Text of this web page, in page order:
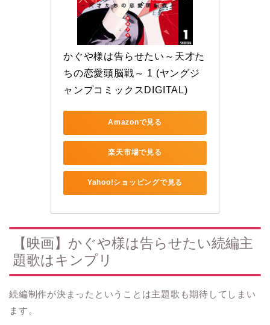
かぐや様は告らせたい～天才た
ちの恋愛頭脳戦～ 1 (ヤングジ
ャンプコミックスDIGITAL)
Amazonで見る
楽天市場で見る
Yahoo!ショッピングで見る
【映画】かぐや様は告らせたい続編主
題歌はキンプリ
続編制作が決まったということは主題歌も期待してしまい
ます。